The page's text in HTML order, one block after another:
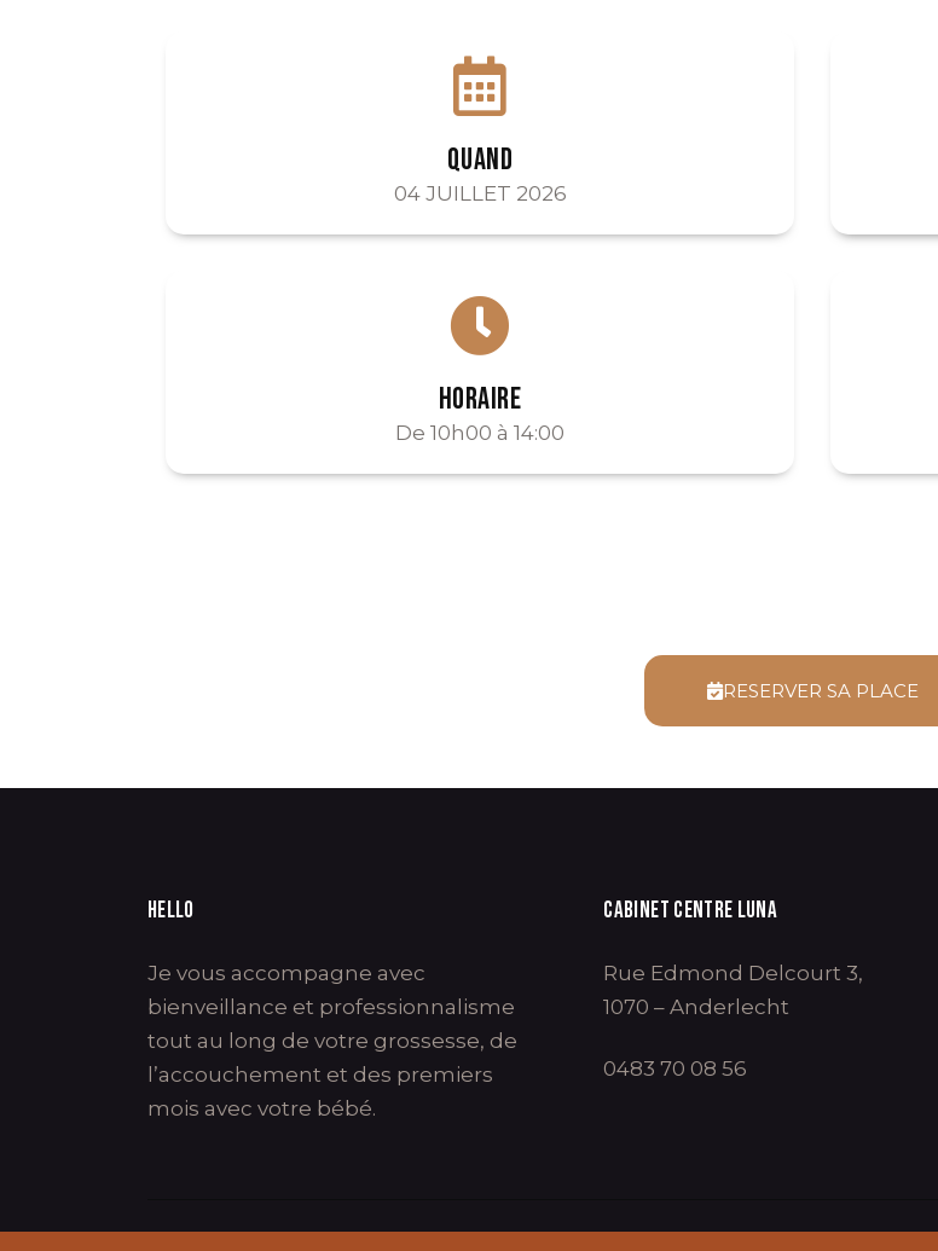
QUAND
04 JUILLET 2026
HORAIRE
De 10h00 à 14:00
RESERVER SA PLACE
HELLO
Je vous accompagne avec
bienveillance et professionnalisme
tout au long de votre grossesse, de
l’accouchement et des premiers
mois avec votre bébé.
CABINET CENTRE LUNA
Rue Edmond Delcourt 3,
1070 – Anderlecht
0483 70 08 56